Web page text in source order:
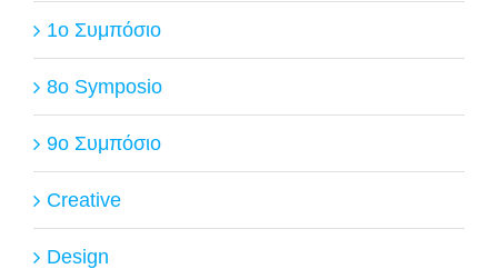
1ο Συμπόσιο
8o Symposio
9ο Συμπόσιο
Creative
Design